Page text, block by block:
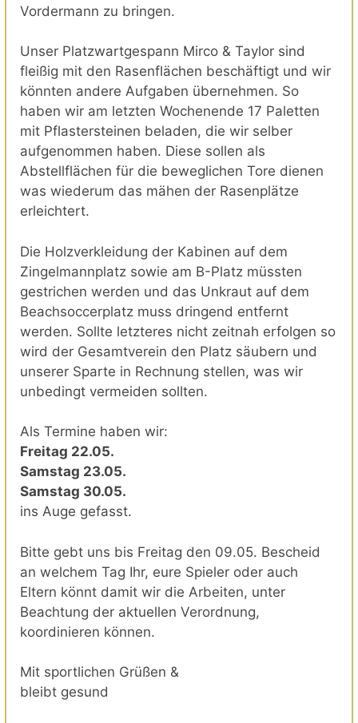
Vordermann zu bringen.
Unser Platzwartgespann Mirco & Taylor sind
fleißig mit den Rasenflächen beschäftigt und wir
könnten andere Aufgaben übernehmen. So
haben wir am letzten Wochenende 17 Paletten
mit Pflastersteinen beladen, die wir selber
aufgenommen haben. Diese sollen als
Abstellflächen für die beweglichen Tore dienen
was wiederum das mähen der Rasenplätze
erleichtert.
Die Holzverkleidung der Kabinen auf dem
Zingelmannplatz sowie am B-Platz müssten
gestrichen werden und das Unkraut auf dem
Beachsoccerplatz muss dringend entfernt
werden. Sollte letzteres nicht zeitnah erfolgen so
wird der Gesamtverein den Platz säubern und
unserer Sparte in Rechnung stellen, was wir
unbedingt vermeiden sollten.
Als Termine haben wir:
Freitag 22.05.
Samstag 23.05.
Samstag 30.05.
ins Auge gefasst.
Bitte gebt uns bis Freitag den 09.05. Bescheid
an welchem Tag Ihr, eure Spieler oder auch
Eltern könnt damit wir die Arbeiten, unter
Beachtung der aktuellen Verordnung,
koordinieren können.
Mit sportlichen Grüßen &
bleibt gesund